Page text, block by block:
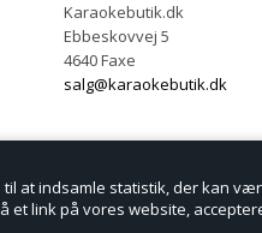
at indsamle statistik, der kan
et link på vores website,
Karaokebutik.dk
Ebbeskovvej 5
4640 Faxe
salg@karaokebutik.dk